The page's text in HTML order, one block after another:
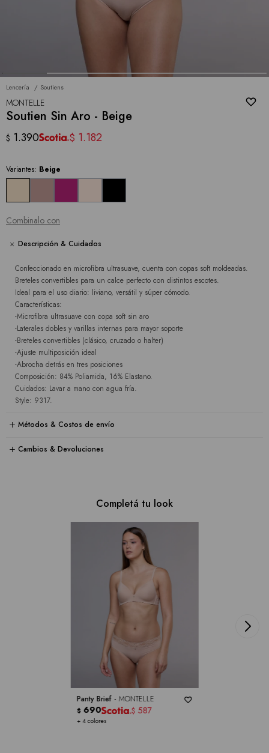
Lencería Soutiens
MONTELLE
Soutien Sin Aro - Beige
$ 1.390 $ 1.182
Variantes: Beige
Combinalo con
Descripción & Cuidados
Confeccionado en microfibra ultrasuave, cuenta con copas soft moldeadas.
Breteles convertibles para un calce perfecto con distintos escotes.
Ideal para el uso diario: liviano, versátil y súper cómodo.
Características:
-Microfibra ultrasuave con copa soft sin aro
-Laterales dobles y varillas internas para mayor soporte
-Breteles convertibles (clásico, cruzado o halter)
-Ajuste multiposición ideal
-Abrocha detrás en tres posiciones
Composición: 84% Poliamida, 16% Elastano.
Cuidados: Lavar a mano con agua fría.
Style: 9317.
Métodos & Costos de envío
Cambios & Devoluciones
Completá tu look
Panty Brief - MONTELLE
+ 4 colores
$ 690 $ 587